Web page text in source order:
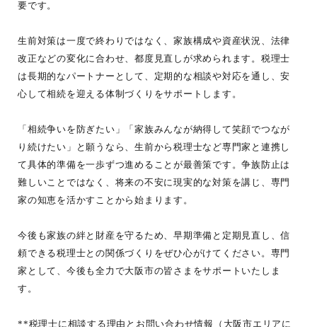
要です。
生前対策は一度で終わりではなく、家族構成や資産状況、法律
改正などの変化に合わせ、都度見直しが求められます。税理士
は長期的なパートナーとして、定期的な相談や対応を通し、安
心して相続を迎える体制づくりをサポートします。
「相続争いを防ぎたい」「家族みんなが納得して笑顔でつなが
り続けたい」と願うなら、生前から税理士など専門家と連携し
て具体的準備を一歩ずつ進めることが最善策です。争族防止は
難しいことではなく、将来の不安に現実的な対策を講じ、専門
家の知恵を活かすことから始まります。
今後も家族の絆と財産を守るため、早期準備と定期見直し、信
頼できる税理士との関係づくりをぜひ心がけてください。専門
家として、今後も全力で大阪市の皆さまをサポートいたしま
す。
**税理士に相談する理由とお問い合わせ情報（大阪市エリアに